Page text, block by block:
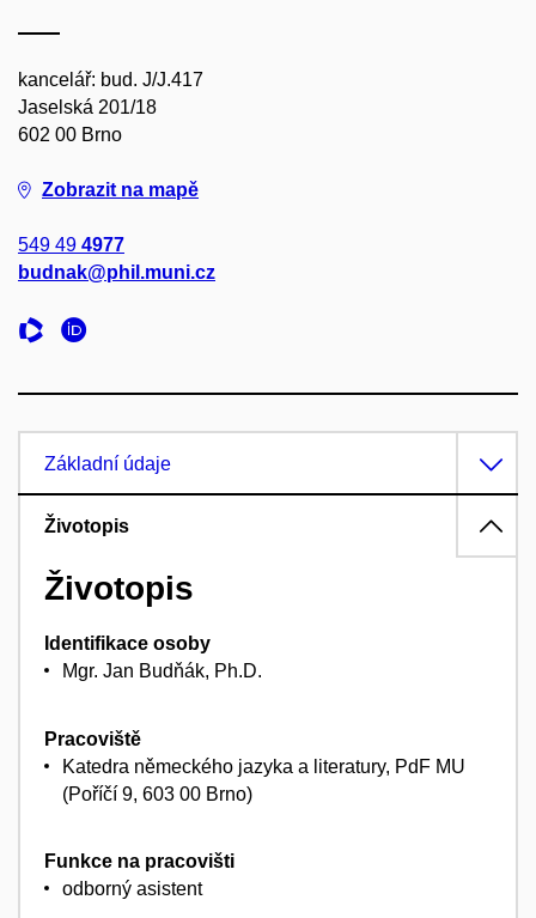
kancelář: bud. J/J.417
Jaselská 201/18
602 00 Brno
Zobrazit na mapě
549 49 4977
budnak@phil.muni.cz
Základní údaje
Životopis
Životopis
Identifikace osoby
Mgr. Jan Budňák, Ph.D.
Pracoviště
Katedra německého jazyka a literatury, PdF MU
(Poříčí 9, 603 00 Brno)
Funkce na pracovišti
odborný asistent